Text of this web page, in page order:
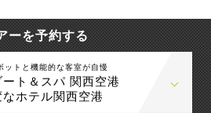
ーを予約する
ットと機能的な客室が自慢
ト＆スパ 関西空港
なホテル関西空港